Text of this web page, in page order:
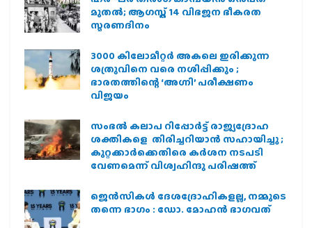
മുതല്‍; ആഗസ്ത് 14 വിഭജന ഭീകരത
സ്മരണദിനം
3000 കിലോമീറ്റർ അകലെ ഇരിക്കുന്ന
ശത്രുവിനെ വരെ നശിപ്പിക്കും ;
ഭാരതത്തിന്റെ ‘അഗ്നി’ പരീക്ഷണം
വിജയം
സംഭൽ കലാപ റിപ്പോർട്ട് രാജ്യദ്രോഹ
ശക്തികളെ തിരിച്ചറിയാൻ സഹായിച്ചു ;
കുറ്റക്കാർക്കെതിരെ കർശന നടപടി
വേണമെന്ന് വിശ്വഹിന്ദു പരിഷത്ത്
ജെന്‍സികള്‍ ദേശദ്രോഹികളല്ല, നമ്മുടെ
തന്നെ ഭാഗം : ഡോ. മോഹന്‍ ഭാഗവത്